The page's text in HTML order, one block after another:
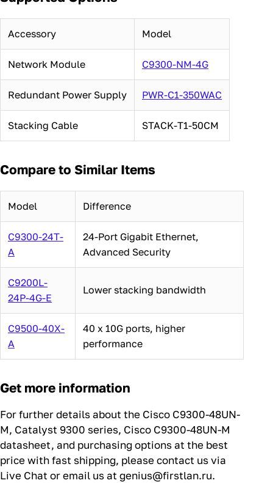
Accessory Model
Network Module C9300-NM-4G
Redundant Power Supply PWR-C1-350WAC
Stacking Cable STACK-T1-50CM
Compare to Similar Items
Model Difference
C9300-24T-
A
24-Port Gigabit Ethernet,
Advanced Security
C9200L-
24P-4G-E
Lower stacking bandwidth
C9500-40X-
A
40 x 10G ports, higher
performance
Get more information
For further details about the Cisco C9300-48UN-
M, Catalyst 9300 series, Cisco C9300-48UN-M
datasheet, and purchasing options at the best
price with fast shipping, please contact us via
Live Chat or email us at genius@firstlan.ru.